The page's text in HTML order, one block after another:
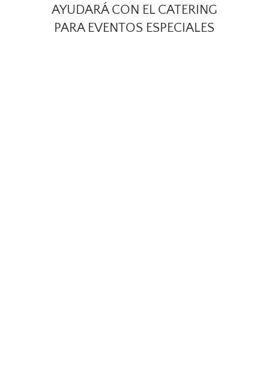
AYUDARÁ CON EL CATERING
PARA EVENTOS ESPECIALES